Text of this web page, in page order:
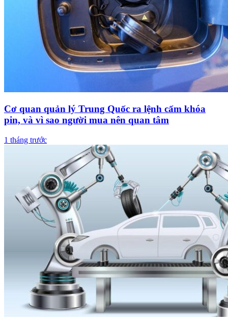
Cơ quan quản lý Trung Quốc ra lệnh cấm khóa
pin, và vì sao người mua nên quan tâm
1 tháng trước